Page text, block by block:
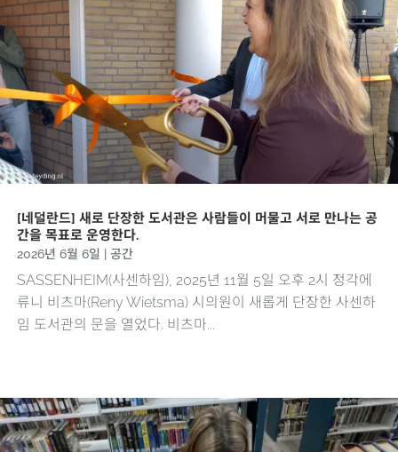
[네덜란드] 새로 단장한 도서관은 사람들이 머물고 서로 만나는 공
간을 목표로 운영한다.
2026년 6월 6일 공간
SASSENHEIM(사센하임), 2025년 11월 5일 오후 2시 정각에
류니 비츠마(Reny Wietsma) 시의원이 새롭게 단장한 사센하
임 도서관의 문을 열었다. 비츠마...